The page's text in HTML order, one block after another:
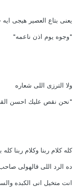
يعنى بتاع العصير هيجى
"وجوه يوم اذن ناعمه"
ولا الترزى اللى شعاره
"نحن نقص عليك احسن
كله كلام ربنا وكلام ربنا كله
ده الرد اللى قالهولى صاحب
انت متخيل انى الكبده